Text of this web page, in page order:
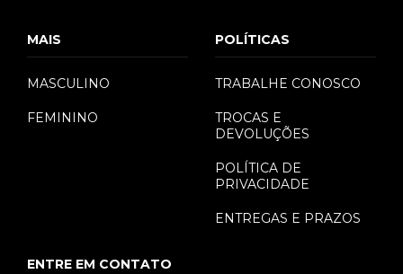
MAIS
MASCULINO
FEMININO
POLÍTICAS
TRABALHE CONOSCO
TROCAS E
DEVOLUÇÕES
POLÍTICA DE
PRIVACIDADE
ENTREGAS E PRAZOS
ENTRE EM CONTATO